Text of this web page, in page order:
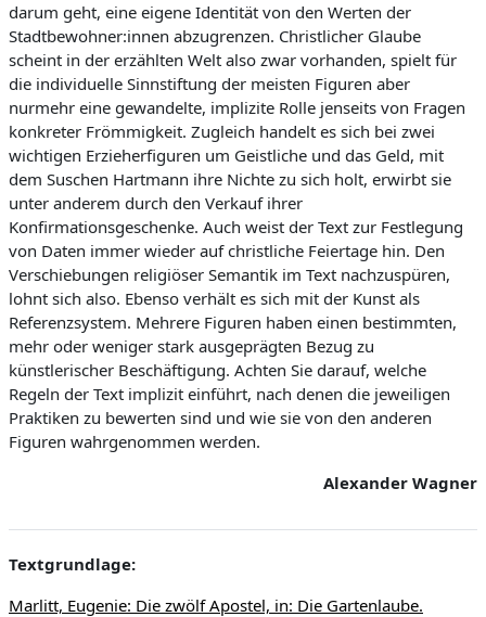
darum geht, eine eigene Identität von den Werten der
Stadtbewohner:innen abzugrenzen. Christlicher Glaube
scheint in der erzählten Welt also zwar vorhanden, spielt für
die individuelle Sinnstiftung der meisten Figuren aber
nurmehr eine gewandelte, implizite Rolle jenseits von Fragen
konkreter Frömmigkeit. Zugleich handelt es sich bei zwei
wichtigen Erzieherfiguren um Geistliche und das Geld, mit
dem Suschen Hartmann ihre Nichte zu sich holt, erwirbt sie
unter anderem durch den Verkauf ihrer
Konfirmationsgeschenke. Auch weist der Text zur Festlegung
von Daten immer wieder auf christliche Feiertage hin. Den
Verschiebungen religiöser Semantik im Text nachzuspüren,
lohnt sich also. Ebenso verhält es sich mit der Kunst als
Referenzsystem. Mehrere Figuren haben einen bestimmten,
mehr oder weniger stark ausgeprägten Bezug zu
künstlerischer Beschäftigung. Achten Sie darauf, welche
Regeln der Text implizit einführt, nach denen die jeweiligen
Praktiken zu bewerten sind und wie sie von den anderen
Figuren wahrgenommen werden.
Alexander Wagner
Textgrundlage:
Marlitt, Eugenie: Die zwölf Apostel, in: Die Gartenlaube.